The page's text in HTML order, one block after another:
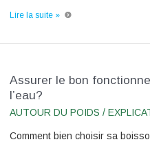
Lire la suite »
Assurer le bon
l’eau?
AUTOUR DU POIDS /
Comment bien choisir sa
Assurer
le
bon
fonctionnement
corps